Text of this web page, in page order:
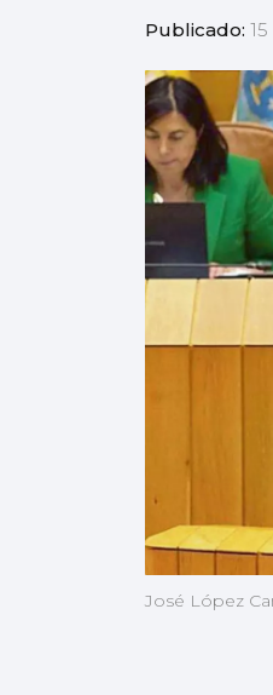
Publicado:
José López